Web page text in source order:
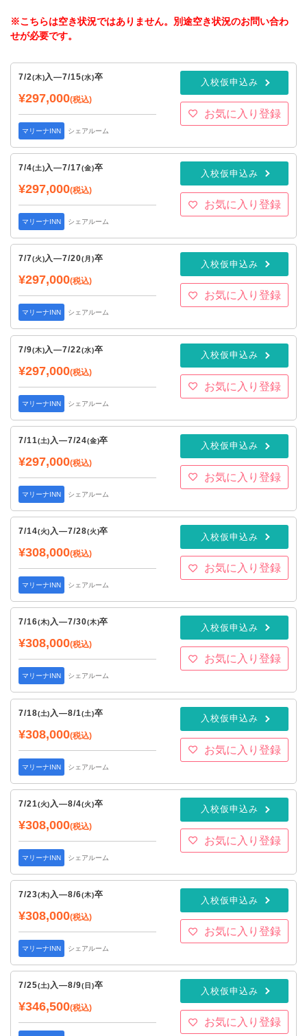
※こちらは空き状況ではありません。別途空き状況のお問い合わ
せが必要です。
7/2(木)入—7/15(水)卒
¥297,000(税込)
マリーナINN シェアルーム
入校仮申込み
お気に入り登録
7/4(土)入—7/17(金)卒
¥297,000(税込)
マリーナINN シェアルーム
入校仮申込み
お気に入り登録
7/7(火)入—7/20(月)卒
¥297,000(税込)
マリーナINN シェアルーム
入校仮申込み
お気に入り登録
7/9(木)入—7/22(水)卒
¥297,000(税込)
マリーナINN シェアルーム
入校仮申込み
お気に入り登録
7/11(土) 入—7/24(金)卒
¥297,000(税込)
マリーナINN シェアルーム
入校仮申込み
お気に入り登録
7/14(火)入—7/28(火)卒
¥308,000(税込)
マリーナINN シェアルーム
入校仮申込み
お気に入り登録
7/16(木)入—7/30(木)卒
¥308,000(税込)
マリーナINN シェアルーム
入校仮申込み
お気に入り登録
7/18(土) 入—8/1(土)卒
¥308,000(税込)
マリーナINN シェアルーム
入校仮申込み
お気に入り登録
7/21(火) 入—8/4(火)卒
¥308,000(税込)
マリーナINN シェアルーム
入校仮申込み
お気に入り登録
7/23(木)入—8/6(木)卒
¥308,000(税込)
マリーナINN シェアルーム
入校仮申込み
お気に入り登録
7/25(土)入—8/9(日)卒
¥346,500(税込)
入校仮申込み
お気に入り登録